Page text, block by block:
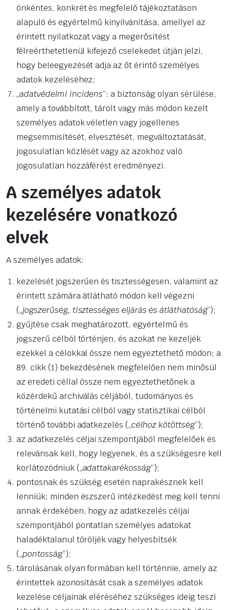
önkéntes, konkrét és megfelelő tájékoztatáson
alapuló és egyértelmű kinyilvánítása, amellyel az
érintett nyilatkozat vagy a megerősítést
félreérthetetlenül kifejező cselekedet útján jelzi,
hogy beleegyezését adja az őt érintő személyes
adatok kezeléséhez;
„adatvédelmi incidens”: a biztonság olyan sérülése,
amely a továbbított, tárolt vagy más módon kezelt
személyes adatok véletlen vagy jogellenes
megsemmisítését, elvesztését, megváltoztatását,
jogosulatlan közlését vagy az azokhoz való
jogosulatlan hozzáférést eredményezi.
A személyes adatok
kezelésére vonatkozó
elvek
A személyes adatok:
kezelését jogszerűen és tisztességesen, valamint az
érintett számára átlátható módon kell végezni
(„jogszerűség, tisztességes eljárás és átláthatóság”);
gyűjtése csak meghatározott, egyértelmű és
jogszerű célból történjen, és azokat ne kezeljék
ezekkel a célokkal össze nem egyeztethető módon; a
89. cikk (1) bekezdésének megfelelően nem minősül
az eredeti céllal össze nem egyeztethetőnek a
közérdekű archiválás céljából, tudományos és
történelmi kutatási célból vagy statisztikai célból
történő további adatkezelés („célhoz kötöttség”);
az adatkezelés céljai szempontjából megfelelőek és
relevánsak kell, hogy legyenek, és a szükségesre kell
korlátozódniuk („adattakarékosság”);
pontosnak és szükség esetén naprakésznek kell
lenniük; minden észszerű intézkedést meg kell tenni
annak érdekében, hogy az adatkezelés céljai
szempontjából pontatlan személyes adatokat
haladéktalanul töröljék vagy helyesbítsék
(„pontosság”);
tárolásának olyan formában kell történnie, amely az
érintettek azonosítását csak a személyes adatok
kezelése céljainak eléréséhez szükséges ideig teszi